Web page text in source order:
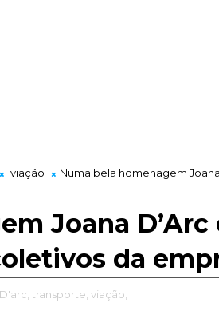
viação
Numa bela homenagem
Joana
da
transporte, viação,